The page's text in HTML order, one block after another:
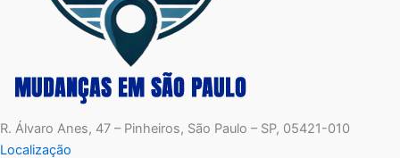
R. Álvaro Anes, 47 – Pinheiros, São Paulo – SP, 05421-010
Localização